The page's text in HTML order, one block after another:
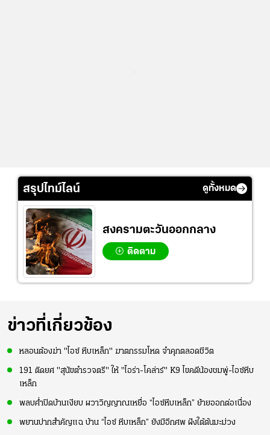
สรุปไทม์ไลน์ ดูทั้งหมด
สงครามตะวันออกกลาง
ติดตาม
ข่าวที่เกี่ยวข้อง
หลอนต้องฆ่า "ไอซ์ หีบเหล็ก" ฆาตกรรมโหด จำคุกตลอดชีวิต
191 ติดยศ "สุนัขตำรวจตรี" ให้ "ไอร่า-โคล่าร์" K9 ไขคดีน้องชมพู่-ไอซ์หีบ
เหล็ก
พลบค่ำปิดบ้านเงียบ ผวาวิญญาณเหยื่อ “ไอซ์หีบเหล็ก” ย้ายออกต่อเนื่อง
พยานปากสำคัญแฉ บ้าน “ไอซ์ หีบเหล็ก” ยังมีอีกศพ ฝังใต้ต้นมะม่วง